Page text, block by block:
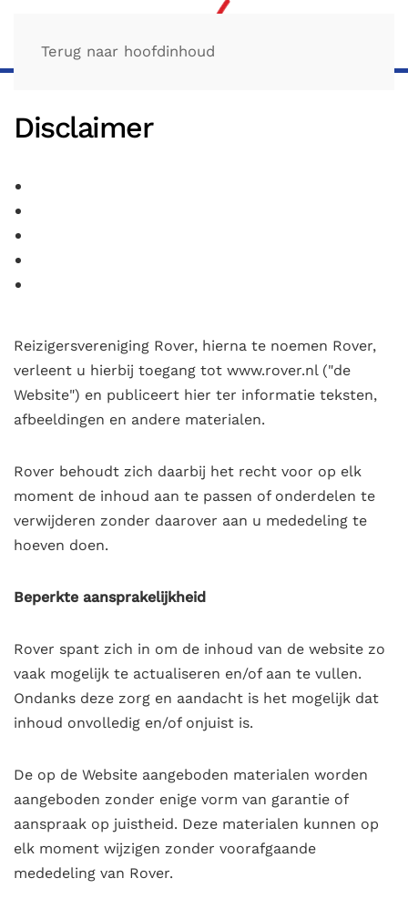
Terug naar hoofdinhoud
Disclaimer
Reizigersvereniging Rover, hierna te noemen Rover,
verleent u hierbij toegang tot www.rover.nl ("de
Website") en publiceert hier ter informatie teksten,
afbeeldingen en andere materialen.
Rover behoudt zich daarbij het recht voor op elk
moment de inhoud aan te passen of onderdelen te
verwijderen zonder daarover aan u mededeling te
hoeven doen.
Beperkte aansprakelijkheid
Rover spant zich in om de inhoud van de website zo
vaak mogelijk te actualiseren en/of aan te vullen.
Ondanks deze zorg en aandacht is het mogelijk dat
inhoud onvolledig en/of onjuist is.
De op de Website aangeboden materialen worden
aangeboden zonder enige vorm van garantie of
aanspraak op juistheid. Deze materialen kunnen op
elk moment wijzigen zonder voorafgaande
mededeling van Rover.